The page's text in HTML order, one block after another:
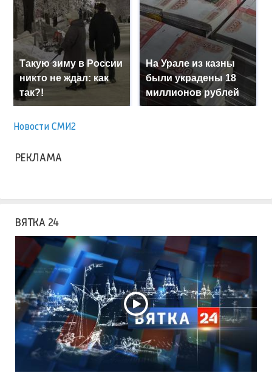
Такую зиму в России
никто не ждал: как
так?!
На Урале из казны
были украдены 18
миллионов рублей
Новости СМИ2
РЕКЛАМА
ВЯТКА 24